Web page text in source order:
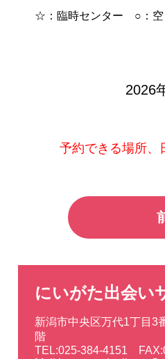
☆：臨時センター ○：
2026
予約できる場所、
にいがた出会い
新潟市中央区万代1丁目
階
TEL:025-384-4151